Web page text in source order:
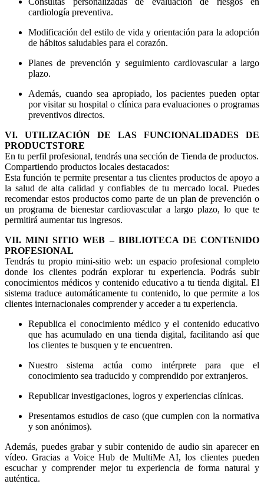
cardiología preventiva.
Modificación del estilo de vida y orientación para la adopción
de hábitos saludables para el corazón.
Planes de prevención y seguimiento cardiovascular a largo
plazo.
Además, cuando sea apropiado, los pacientes pueden optar
por visitar su hospital o clínica para evaluaciones o programas
preventivos directos.
VI. UTILIZACIÓN DE LAS FUNCIONALIDADES DE
PRODUCTSTORE
En tu perfil profesional, tendrás una sección de Tienda de productos.
Compartiendo productos locales destacados:
Esta función te permite presentar a tus clientes productos de apoyo a
la salud de alta calidad y confiables de tu mercado local. Puedes
recomendar estos productos como parte de un plan de prevención o
un programa de bienestar cardiovascular a largo plazo, lo que te
permitirá aumentar tus ingresos.
VII. MINI SITIO WEB – BIBLIOTECA DE CONTENIDO
PROFESIONAL
Tendrás tu propio mini-sitio web: un espacio profesional completo
donde los clientes podrán explorar tu experiencia. Podrás subir
conocimientos médicos y contenido educativo a tu tienda digital. El
sistema traduce automáticamente tu contenido, lo que permite a los
clientes internacionales comprender y acceder a tu experiencia.
Republica el conocimiento médico y el contenido educativo
que has acumulado en una tienda digital, facilitando así que
los clientes te busquen y te encuentren.
Nuestro sistema actúa como intérprete para que el
conocimiento sea traducido y comprendido por extranjeros.
Republicar investigaciones, logros y experiencias clínicas.
Presentamos estudios de caso (que cumplen con la normativa
y son anónimos).
Además, puedes grabar y subir contenido de audio sin aparecer en
vídeo. Gracias a Voice Hub de MultiMe AI, los clientes pueden
escuchar y comprender mejor tu experiencia de forma natural y
auténtica.